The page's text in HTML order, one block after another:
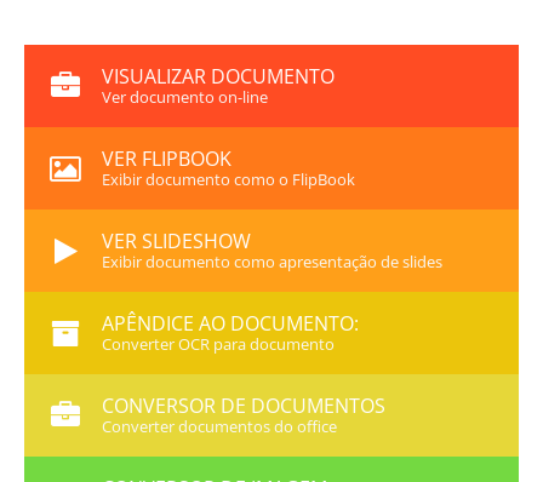
VISUALIZAR DOCUMENTO
Ver documento on-line
VER FLIPBOOK
Exibir documento como o FlipBook
VER SLIDESHOW
Exibir documento como apresentação de slides
APÊNDICE AO DOCUMENTO:
Converter OCR para documento
CONVERSOR DE DOCUMENTOS
Converter documentos do office